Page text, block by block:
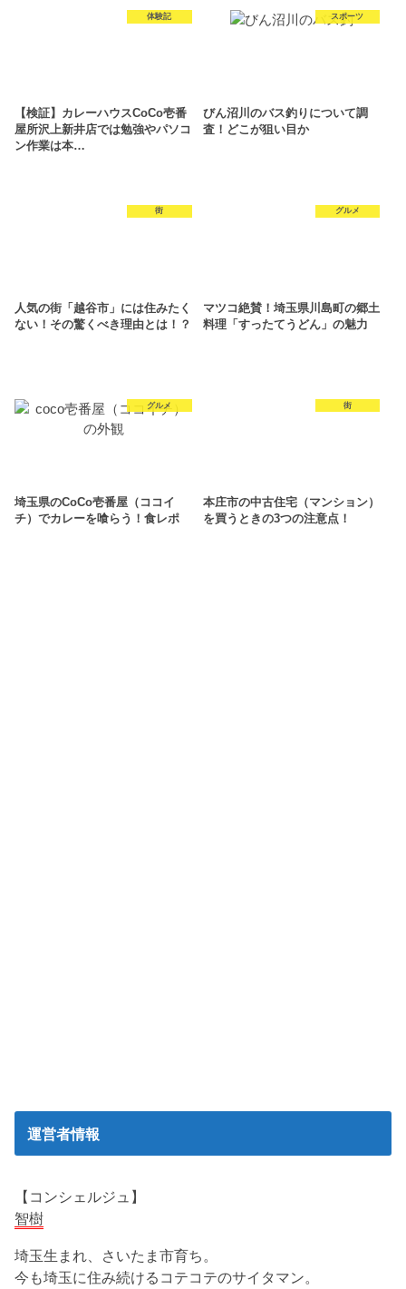
体験記
【検証】カレーハウスCoCo壱番
屋所沢上新井店では勉強やパソコ
ン作業は本…
スポーツ
びん沼川のバス釣りについて調
査！どこが狙い目か
街
人気の街「越谷市」には住みたく
ない！その驚くべき理由とは！？
グルメ
マツコ絶賛！埼玉県川島町の郷土
料理「すったてうどん」の魅力
グルメ
埼玉県のCoCo壱番屋（ココイ
チ）でカレーを喰らう！食レポ
街
本庄市の中古住宅（マンション）
を買うときの3つの注意点！
運営者情報
【コンシェルジュ】
智樹
埼玉生まれ、さいたま市育ち。
今も埼玉に住み続けるコテコテのサイタマン。